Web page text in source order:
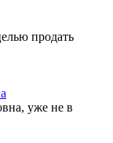
продать
уже не в